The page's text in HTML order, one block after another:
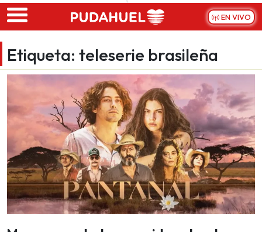
Skip to main content
EN VIVO
Etiqueta: teleserie brasileña